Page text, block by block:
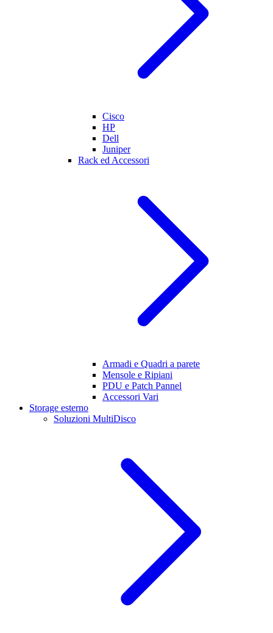
Cisco
HP
Dell
Juniper
Rack ed Accessori
Armadi e Quadri a parete
Mensole e Ripiani
PDU e Patch Pannel
Accessori Vari
Storage esterno
Soluzioni MultiDisco